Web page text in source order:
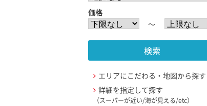
価格
〜
エリアにこだわる・地図から探す
詳細を指定して探す
（スーパーが近い/海が見える/etc）